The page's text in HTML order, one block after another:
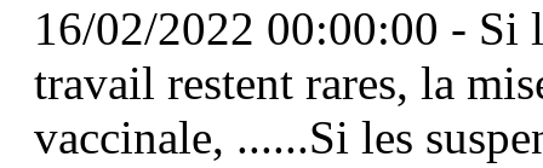
16/02/2022 00:00:00 - Si
travail restent rares, la
vaccinale, ......Si les